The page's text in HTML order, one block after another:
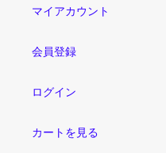
マイアカウント
会員登録
ログイン
カートを見る